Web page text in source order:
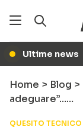
● Ultime news
Home > Blog >
adeguare”……
QUESITO TECNICO